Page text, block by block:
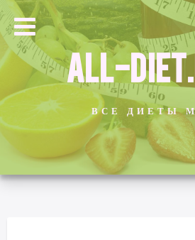
ALL-
ВСЕ ДИЕТЫ